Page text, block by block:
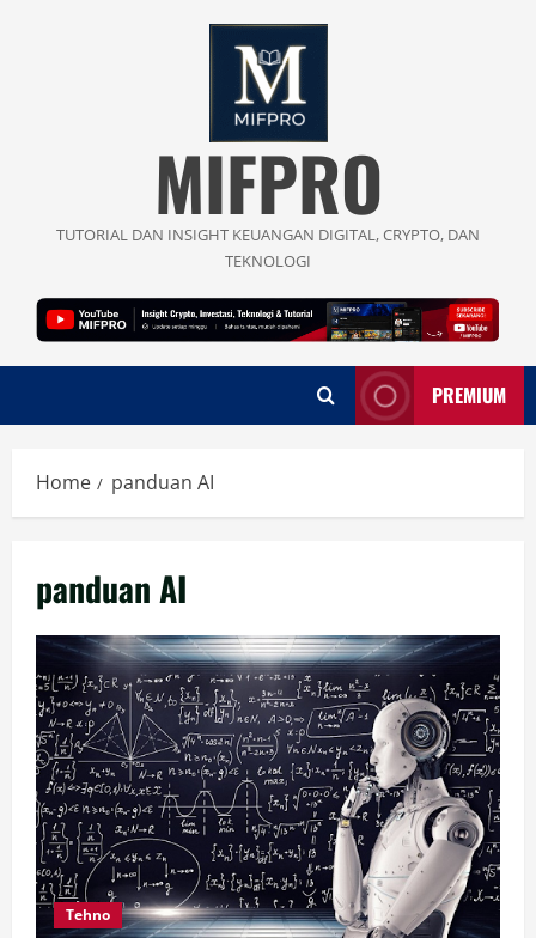
MIFPRO
TUTORIAL DAN INSIGHT KEUANGAN DIGITAL, CRYPTO, DAN
TEKNOLOGI
PREMIUM
Home panduan AI
panduan AI
Tehno